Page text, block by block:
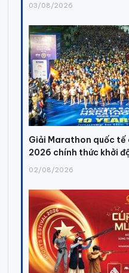
03/08/2026
Giải Marathon quốc tế
2026 chính thức khởi
02/08/2026